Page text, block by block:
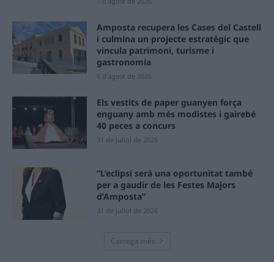
Amposta recupera les Cases del Castell
i culmina un projecte estratègic que
vincula patrimoni, turisme i
gastronomia
6 d'agost de 2026
Els vestits de paper guanyen força
enguany amb més modistes i gairebé
40 peces a concurs
31 de juliol de 2026
“L’eclipsi serà una oportunitat també
per a gaudir de les Festes Majors
d’Amposta”
31 de juliol de 2026
Carrega més